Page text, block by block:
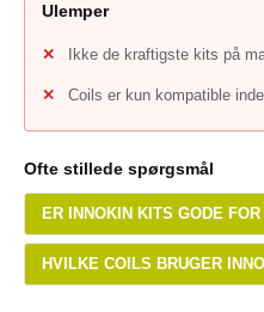
Ulemper
Ikke de kraftigste kits på
Coils er kun kompatible
Ofte stillede spørgsmål
ER INNOKIN KITS GODE
HVILKE COILS BRUGER